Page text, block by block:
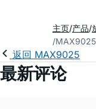
主页 产品
返回 MAX9025
最新评论